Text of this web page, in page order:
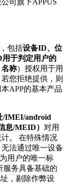
司旗下APPUS
包括设备ID、位
于判定用户的
称）授权用于用
您拒绝提供，则
APP的基本产品
/IMEI/android
息/MEID） 对用
。 在特殊情况
法通过唯一设备
用户的唯一标
服务具备基础的
，剔除作弊设